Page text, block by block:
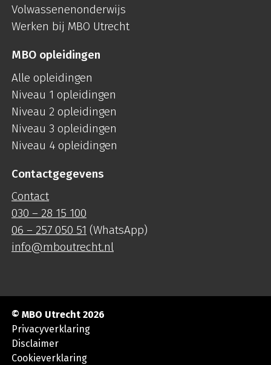
Volwassenenonderwijs
Werken bij MBO Utrecht
MBO opleidingen
Alle opleidingen
Niveau 1 opleidingen
Niveau 2 opleidingen
Niveau 3 opleidingen
Niveau 4 opleidingen
Contactgegevens
Contact
030 – 28 15 100
06 – 257 050 51 (WhatsApp)
info@mboutrecht.nl
© MBO Utrecht 2026
Privacyverklaring
Disclaimer
Cookieverklaring